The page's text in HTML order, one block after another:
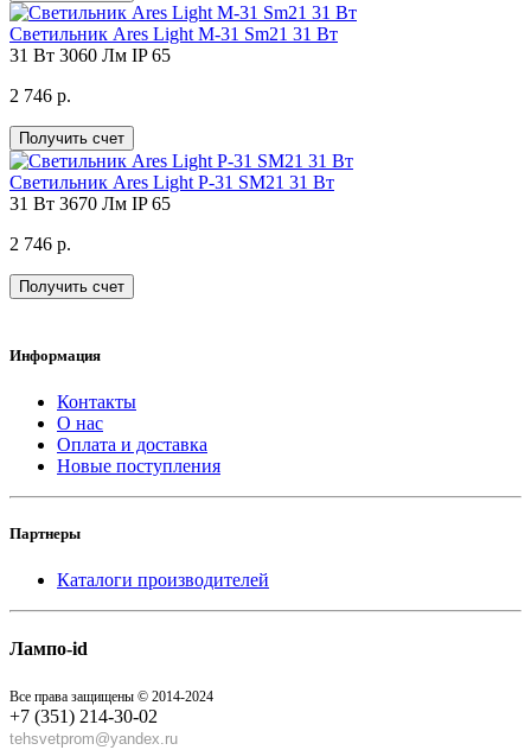
Светильник Ares Light M-31 Sm21 31 Вт
31 Вт 3060 Лм IP 65
2 746 р.
Получить счет
Светильник Ares Light Р-31 SM21 31 Вт
31 Вт 3670 Лм IP 65
2 746 р.
Получить счет
Информация
Контакты
О нас
Оплата и доставка
Новые поступления
Партнеры
Каталоги производителей
Лампо-id
Все права защищены © 2014-2024
+7 (351) 214-30-02
tehsvetprom@yandex.ru